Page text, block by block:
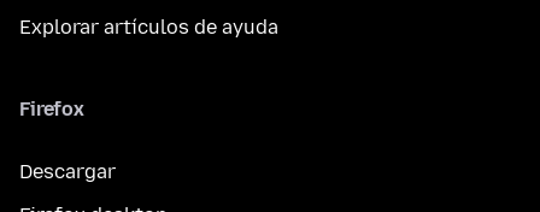
Explorar artículos de ayuda
Firefox
Descargar